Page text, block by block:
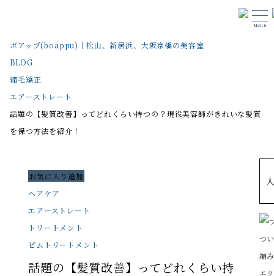
Menu
ボアップ(boappu)｜松山、新居浜、大阪京橋の美容室
BLOG
縮毛矯正
エアーストレート
話題の【髪質改善】ってどれくらい持つの？現役美容師がきれいな髪質
を保つ方法を紹介！
お気に入り追加
ヘアケア
エアーストレート
トリートメント
ピムトリートメント
話題の【髪質改善】ってどれくらい持